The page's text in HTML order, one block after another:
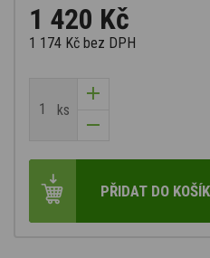
1 420 Kč
1 174 Kč bez DPH
ks
PŘIDAT DO